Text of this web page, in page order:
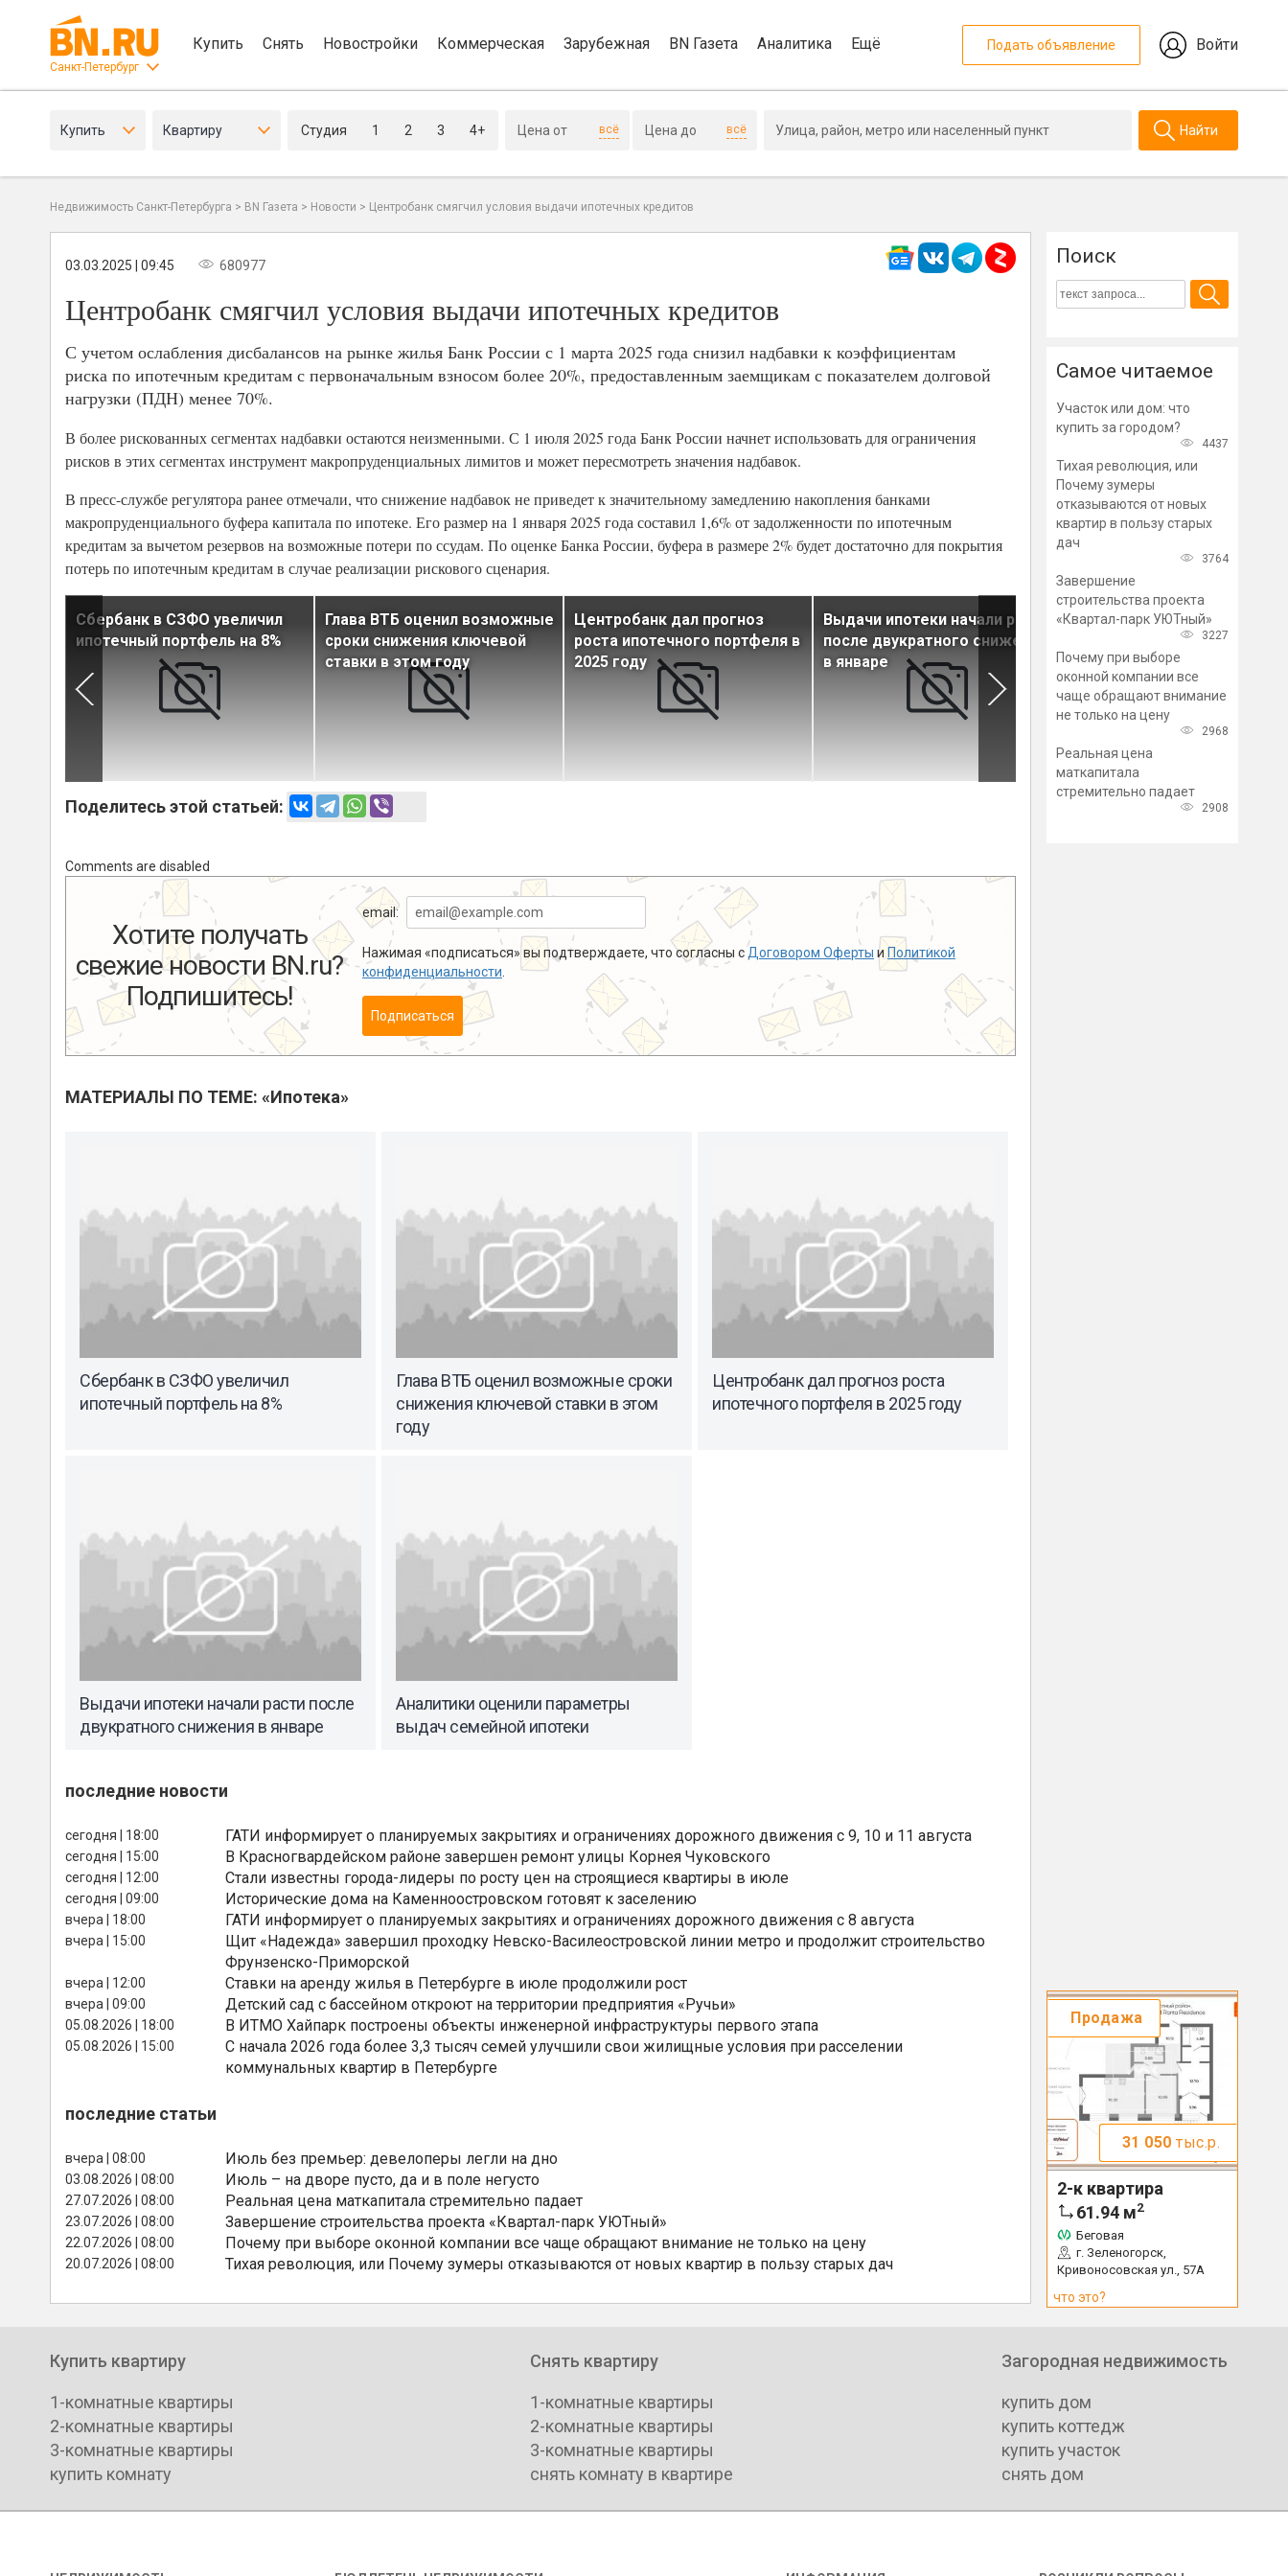
Санкт-Петербург
Купить Снять Новостройки Коммерческая Зарубежная BN Газета Аналитика Ещё Подать объявление Войти
Купить Квартиру Студия 1 2 3 4+ всё всё Найти
Недвижимость Санкт-Петербурга > BN Газета > Новости > Центробанк смягчил условия выдачи ипотечных кредитов
03.03.2025 | 09:45 680977
Центробанк смягчил условия выдачи ипотечных кредитов
С учетом ослабления дисбалансов на рынке жилья Банк России с 1 марта 2025 года снизил надбавки к коэффициентам
риска по ипотечным кредитам с первоначальным взносом более 20%, предоставленным заемщикам с показателем долговой
нагрузки (ПДН) менее 70%.
В более рискованных сегментах надбавки остаются неизменными. С 1 июля 2025 года Банк России начнет использовать для ограничения
рисков в этих сегментах инструмент макропруденциальных лимитов и может пересмотреть значения надбавок.
В пресс-службе регулятора ранее отмечали, что снижение надбавок не приведет к значительному замедлению накопления банками
макропруденциального буфера капитала по ипотеке. Его размер на 1 января 2025 года составил 1,6% от задолженности по ипотечным
кредитам за вычетом резервов на возможные потери по ссудам. По оценке Банка России, буфера в размере 2% будет достаточно для покрытия
потерь по ипотечным кредитам в случае реализации рискового сценария.
Сбербанк в СЗФО увеличил
ипотечный портфель на 8%
Глава ВТБ оценил возможные
сроки снижения ключевой
ставки в этом году
Центробанк дал прогноз
роста ипотечного портфеля в
2025 году
Выдачи ипотеки начали расти
после двукратного снижения
в январе
Аналитики оценили
параметры выдач семейной
ипотеки
Поделитесь этой статьей:
Comments are disabled
Хотите получать
свежие новости BN.ru?
Подпишитесь!
email:
Нажимая «подписаться» вы подтверждаете, что согласны с Договором Оферты и Политикой
конфиденциальности
Подписаться
МАТЕРИАЛЫ ПО ТЕМЕ: «Ипотека»
Сбербанк в СЗФО увеличил
ипотечный портфель на 8%
Глава ВТБ оценил возможные сроки
снижения ключевой ставки в этом
году
Центробанк дал прогноз роста
ипотечного портфеля в 2025 году
Выдачи ипотеки начали расти после
двукратного снижения в январе
Аналитики оценили параметры
выдач семейной ипотеки
последние новости
сегодня | 18:00 ГАТИ информирует о планируемых закрытиях и ограничениях дорожного движения с 9, 10 и 11 августа
сегодня | 15:00 В Красногвардейском районе завершен ремонт улицы Корнея Чуковского
сегодня | 12:00 Стали известны города-лидеры по росту цен на строящиеся квартиры в июле
сегодня | 09:00 Исторические дома на Каменноостровском готовят к заселению
вчера | 18:00 ГАТИ информирует о планируемых закрытиях и ограничениях дорожного движения с 8 августа
вчера | 15:00
Щит «Надежда» завершил проходку Невско-Василеостровской линии метро и продолжит строительство
Фрунзенско-Приморской
вчера | 12:00 Ставки на аренду жилья в Петербурге в июле продолжили рост
вчера | 09:00 Детский сад с бассейном откроют на территории предприятия «Ручьи»
05.08.2026 | 18:00 В ИТМО Хайпарк построены объекты инженерной инфраструктуры первого этапа
05.08.2026 | 15:00
С начала 2026 года более 3,3 тысяч семей улучшили свои жилищные условия при расселении
коммунальных квартир в Петербурге
последние статьи
вчера | 08:00 Июль без премьер: девелоперы легли на дно
03.08.2026 | 08:00 Июль – на дворе пусто, да и в поле негусто
27.07.2026 | 08:00 Реальная цена маткапитала стремительно падает
23.07.2026 | 08:00 Завершение строительства проекта «Квартал-парк УЮТный»
22.07.2026 | 08:00 Почему при выборе оконной компании все чаще обращают внимание не только на цену
20.07.2026 | 08:00 Тихая революция, или Почему зумеры отказываются от новых квартир в пользу старых дач
Поиск
Самое читаемое
Участок или дом: что
купить за городом?
4437
Тихая революция, или
Почему зумеры
отказываются от новых
квартир в пользу старых
дач
3764
Завершение
строительства проекта
«Квартал-парк УЮТный»
3227
Почему при выборе
оконной компании все
чаще обращают внимание
не только на цену
2968
Реальная цена
маткапитала
стремительно падает
2908
Продажа
31 050 тыс.р.
2-к квартира
61.94 м2
Беговая
г. Зеленогорск,
Кривоносовская ул., 57А
что это?
Купить квартиру
1-комнатные квартиры
2-комнатные квартиры
3-комнатные квартиры
купить комнату
Снять квартиру
1-комнатные квартиры
2-комнатные квартиры
3-комнатные квартиры
снять комнату в квартире
Загородная недвижимость
купить дом
купить коттедж
купить участок
снять дом